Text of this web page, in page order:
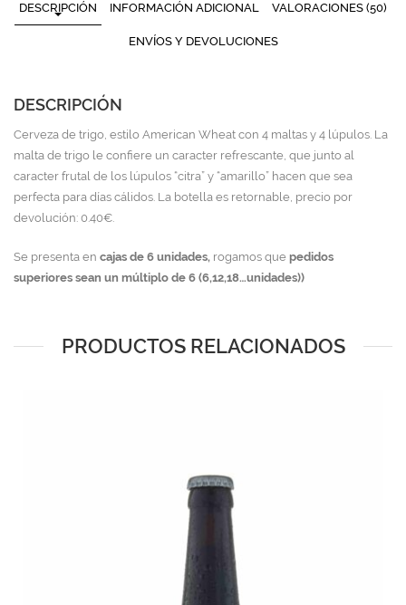
DESCRIPCIÓN INFORMACIÓN ADICIONAL VALORACIONES (50)
ENVÍOS Y DEVOLUCIONES
DESCRIPCIÓN
Cerveza de trigo, estilo American Wheat con 4 maltas y 4 lúpulos. La
malta de trigo le confiere un caracter refrescante, que junto al
caracter frutal de los lúpulos “citra” y “amarillo” hacen que sea
perfecta para días cálidos. La botella es retornable, precio por
devolución: 0.40€.
Se presenta en cajas de 6 unidades, rogamos que pedidos
superiores sean un múltiplo de 6 (6,12,18…unidades))
PRODUCTOS RELACIONADOS